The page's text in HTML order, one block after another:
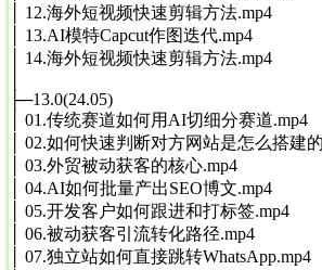
│ 12.海外短视频快速剪辑方法.mp4
│ 13.AI模特Capcut作图迭代.mp4
│ 14.海外短视频快速剪辑方法.mp4
├─13.0(24.05)
│ 01.传统赛道如何用AI切细分赛道.mp4
│ 02.如何快速判断对方网站是怎么搭建
│ 03.外贸被动获客的核心.mp4
│ 04.AI如何批量产出SEO博文.mp4
│ 05.开发客户如何跟进和打标签.mp4
│ 06.被动获客引流转化路径.mp4
│ 07.独立站如何直接跳转WhatsApp.mp4